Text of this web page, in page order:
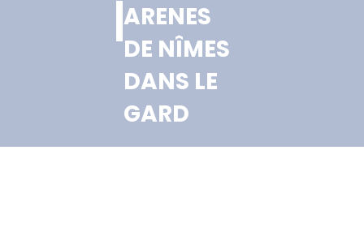
ARENES
DE NÎMES
DANS LE
GARD